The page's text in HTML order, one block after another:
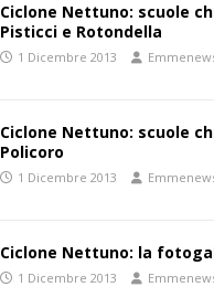
Ciclone Nettuno: scuole
Pisticci e Rotondella
1 Dicembre 2013
Ciclone Nettuno: scuole
Policoro
1 Dicembre 2013
Ciclone Nettuno: la
1 Dicembre 2013